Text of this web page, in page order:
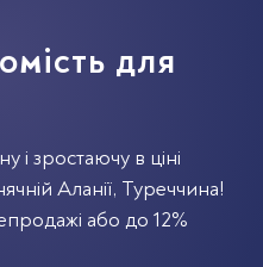
для
і зростаючу в ціні
Аланії, Туреччина!
або до 12%